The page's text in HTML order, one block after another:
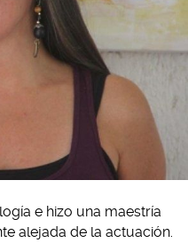
e hizo una maestría
alejada de la actuación.